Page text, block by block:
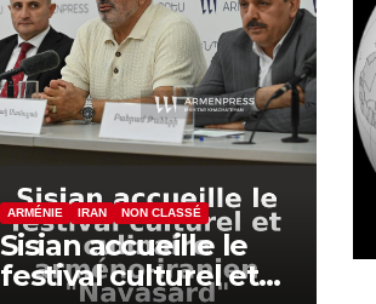
ARMÉNIE IRAN NON CLASSÉ
Sisian accueille le
festival culturel et